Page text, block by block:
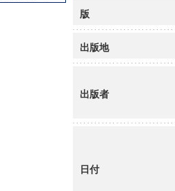
・コンテンツ統合研究センター
チインスティテュート
ーバルCOEプログラム論理と感性の先
ディングプログラム「超成熟社会発展
版
出版地
出版者
日付